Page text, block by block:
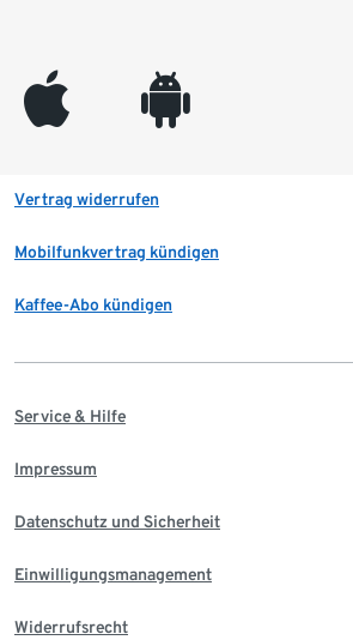
appleinc android
Vertrag widerrufen
Mobilfunkvertrag kündigen
Kaffee-Abo kündigen
Service & Hilfe
Impressum
Datenschutz und Sicherheit
Einwilligungsmanagement
Widerrufsrecht